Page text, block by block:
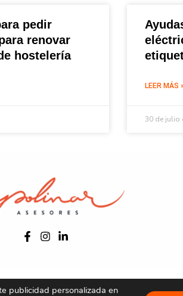
pedir
renovar
hostelería
LEER MÁS
30 de julio
de privacidad Política de cookies
publicidad personalizada en